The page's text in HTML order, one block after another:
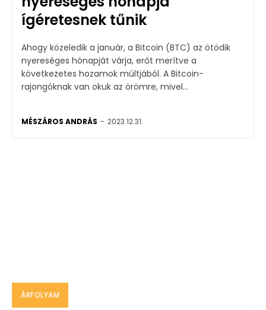
ígéretesnek tűnik
Ahogy közeledik a január, a Bitcoin (BTC) az ötödik
nyereséges hónapját várja, erőt merítve a
következetes hozamok múltjából. A Bitcoin-
rajongóknak van okuk az örömre, mivel...
MÉSZÁROS ANDRÁS - 2023.12.31.
ÁRFOLYAM